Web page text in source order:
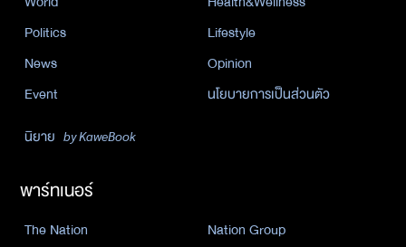
Politics
Lifestyle
News
Opinion
Event
นโยบายการเป็นส่วนตัว
นิยาย by KaweBook
พาร์ทเนอร์
The Nation
Nation Group